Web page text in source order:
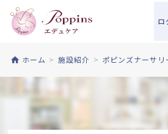
ロ
ホーム 施設紹介 ポピンズナーサリ